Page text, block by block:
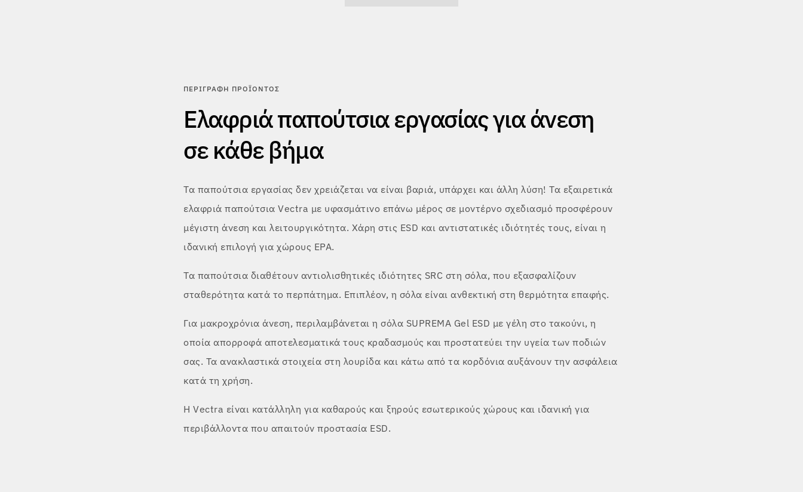
ΠΕΡΙΓΡΑΦΉ ΠΡΟΪΌΝΤΟΣ
Ελαφριά παπούτσια εργασίας για άνεση
σε κάθε βήμα
Τα παπούτσια εργασίας δεν χρειάζεται να είναι βαριά, υπάρχει και άλλη λύση! Τα εξαιρετικά
ελαφριά παπούτσια Vectra με υφασμάτινο επάνω μέρος σε μοντέρνο σχεδιασμό προσφέρουν
μέγιστη άνεση και λειτουργικότητα. Χάρη στις ESD και αντιστατικές ιδιότητές τους, είναι η
ιδανική επιλογή για χώρους EPA.
Τα παπούτσια διαθέτουν αντιολισθητικές ιδιότητες SRC στη σόλα, που εξασφαλίζουν
σταθερότητα κατά το περπάτημα. Επιπλέον, η σόλα είναι ανθεκτική στη θερμότητα επαφής.
Για μακροχρόνια άνεση, περιλαμβάνεται η σόλα SUPREMA Gel ESD με γέλη στο τακούνι, η
οποία απορροφά αποτελεσματικά τους κραδασμούς και προστατεύει την υγεία των ποδιών
σας. Τα ανακλαστικά στοιχεία στη λουρίδα και κάτω από τα κορδόνια αυξάνουν την ασφάλεια
κατά τη χρήση.
Η Vectra είναι κατάλληλη για καθαρούς και ξηρούς εσωτερικούς χώρους και ιδανική για
περιβάλλοντα που απαιτούν προστασία ESD.